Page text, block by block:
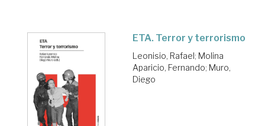
ETA. Terror y terrorismo
Leonisio, Rafael; Molina
Aparicio, Fernando; Muro,
Diego